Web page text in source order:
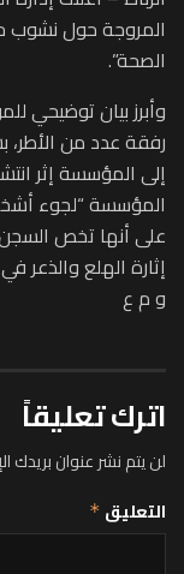
المروجة حول نشوب
الصحة”.
وأبرز بيان توضيحي
رفقة عدد من الأطر،
إلى المؤسسة إثر
المؤسسة “لجوء
إثارة الهلع والذعر
و م ع
اترك تعليقاً
لن يتم نشر عنوان بريدك
التعليق *